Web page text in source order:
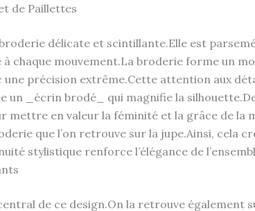
de Paillettes
broderie délicate et scintillante.Elle est
chaque mouvement.La broderie forme un
une précision extrême.Cette attention aux
un _écrin brodé_ qui magnifie la
mettre en valeur la féminité et la grâce de la
que l’on retrouve sur la jupe.Ainsi, cela
stylistique renforce l’élégance de
de ce design.On la retrouve également